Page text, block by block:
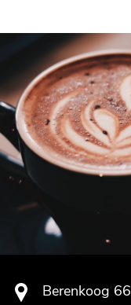
Berenkoog 66